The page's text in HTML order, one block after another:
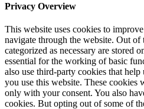
Privacy Overview
This website uses cookies to
navigate through the website. Out of
categorized as necessary are stored
essential for the working of basic
also use third-party cookies that
you use this website. These
only with your consent. You also
cookies. But opting out of some of